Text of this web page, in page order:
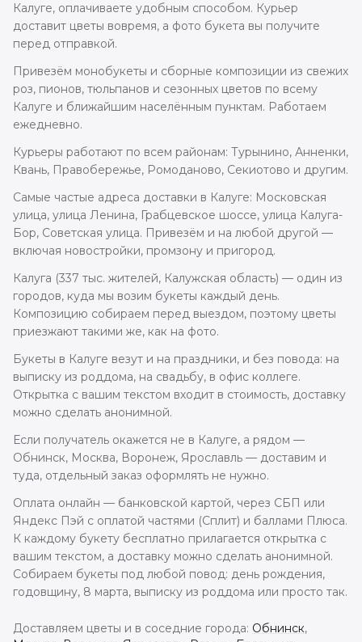
Калуге, оплачиваете удобным способом. Курьер
доставит цветы вовремя, а фото букета вы получите
перед отправкой.
Привезём монобукеты и сборные композиции из свежих
роз, пионов, тюльпанов и сезонных цветов по всему
Калуге и ближайшим населённым пунктам. Работаем
ежедневно.
Курьеры работают по всем районам: Турынино, Анненки,
Квань, Правобережье, Ромоданово, Секиотово и другим.
Самые частые адреса доставки в Калуге: Московская
улица, улица Ленина, Грабцевское шоссе, улица Калуга-
Бор, Советская улица. Привезём и на любой другой —
включая новостройки, промзону и пригород.
Калуга (337 тыс. жителей, Калужская область) — один из
городов, куда мы возим букеты каждый день.
Композицию собираем перед выездом, поэтому цветы
приезжают такими же, как на фото.
Букеты в Калуге везут и на праздники, и без повода: на
выписку из роддома, на свадьбу, в офис коллеге.
Открытка с вашим текстом входит в стоимость, доставку
можно сделать анонимной.
Если получатель окажется не в Калуге, а рядом —
Обнинск, Москва, Воронеж, Ярославль — доставим и
туда, отдельный заказ оформлять не нужно.
Оплата онлайн — банковской картой, через СБП или
Яндекс Пэй с оплатой частями (Сплит) и баллами Плюса.
К каждому букету бесплатно прилагается открытка с
вашим текстом, а доставку можно сделать анонимной.
Собираем букеты под любой повод: день рождения,
годовщину, 8 марта, выписку из роддома или просто так.
Доставляем цветы и в соседние города: Обнинск,